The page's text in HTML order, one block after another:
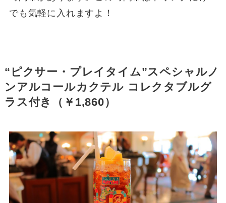
でも気軽に入れますよ！
“ピクサー・プレイタイム”スペシャルノ
ンアルコールカクテル コレクタブルグ
ラス付き（￥1,860）